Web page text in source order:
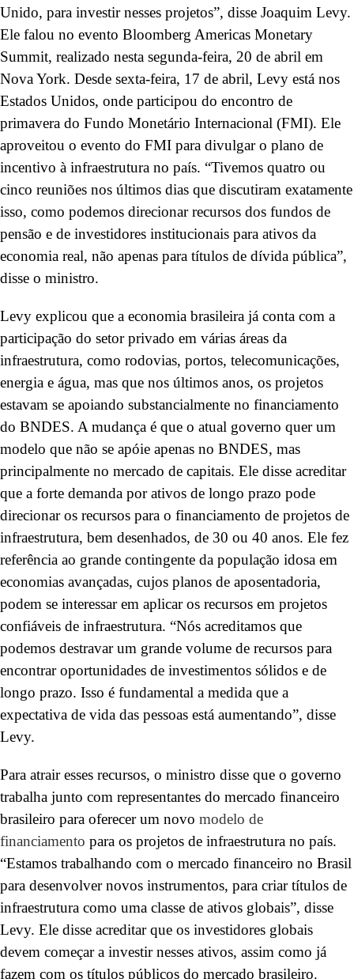
Unido, para investir nesses projetos”, disse Joaquim Levy.
Ele falou no evento Bloomberg Americas Monetary
Summit, realizado nesta segunda-feira, 20 de abril em
Nova York. Desde sexta-feira, 17 de abril, Levy está nos
Estados Unidos, onde participou do encontro de
primavera do Fundo Monetário Internacional (FMI). Ele
aproveitou o evento do FMI para divulgar o plano de
incentivo à infraestrutura no país. “Tivemos quatro ou
cinco reuniões nos últimos dias que discutiram exatamente
isso, como podemos direcionar recursos dos fundos de
pensão e de investidores institucionais para ativos da
economia real, não apenas para títulos de dívida pública”,
disse o ministro.
Levy explicou que a economia brasileira já conta com a
participação do setor privado em várias áreas da
infraestrutura, como rodovias, portos, telecomunicações,
energia e água, mas que nos últimos anos, os projetos
estavam se apoiando substancialmente no financiamento
do BNDES. A mudança é que o atual governo quer um
modelo que não se apóie apenas no BNDES, mas
principalmente no mercado de capitais. Ele disse acreditar
que a forte demanda por ativos de longo prazo pode
direcionar os recursos para o financiamento de projetos de
infraestrutura, bem desenhados, de 30 ou 40 anos. Ele fez
referência ao grande contingente da população idosa em
economias avançadas, cujos planos de aposentadoria,
podem se interessar em aplicar os recursos em projetos
confiáveis de infraestrutura. “Nós acreditamos que
podemos destravar um grande volume de recursos para
encontrar oportunidades de investimentos sólidos e de
longo prazo. Isso é fundamental a medida que a
expectativa de vida das pessoas está aumentando”, disse
Levy.
Para atrair esses recursos, o ministro disse que o governo
trabalha junto com representantes do mercado financeiro
brasileiro para oferecer um novo modelo de
financiamento para os projetos de infraestrutura no país.
“Estamos trabalhando com o mercado financeiro no Brasil
para desenvolver novos instrumentos, para criar títulos de
infraestrutura como uma classe de ativos globais”, disse
Levy. Ele disse acreditar que os investidores globais
devem começar a investir nesses ativos, assim como já
fazem com os títulos públicos do mercado brasileiro.